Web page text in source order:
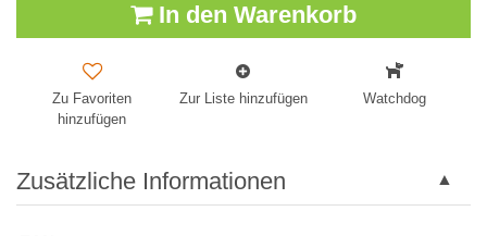
In den Warenkorb
Zu Favoriten
hinzufügen
Zur Liste hinzufügen Watchdog
Zusätzliche Informationen